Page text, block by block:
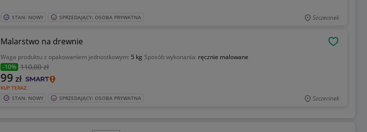
STAN: NOWY SPRZEDAJĄCY: OSOBA PRYWATNA Szczecinek
Malarstwo na drewnie
Waga produktu z opakowaniem jednostkowym: 5 kg Sposób wykonania: ręcznie malowane
-10% 110,00 zł
KUP TERAZ
99 zł
STAN: NOWY SPRZEDAJĄCY: OSOBA PRYWATNA Szczecinek